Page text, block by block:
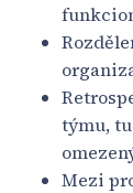
týmu,
Mezi